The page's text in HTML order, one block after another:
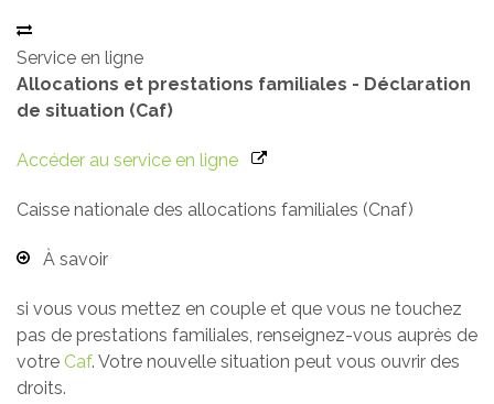
Service en ligne
Allocations et prestations familiales - Déclaration
de situation (Caf)
Accéder au service en ligne
Caisse nationale des allocations familiales (Cnaf)
À savoir
si vous vous mettez en couple et que vous ne touchez
pas de prestations familiales, renseignez-vous auprès de
votre Caf. Votre nouvelle situation peut vous ouvrir des
droits.